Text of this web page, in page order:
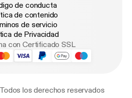
de conducta
de contenido
de servicio
de Privacidad
con Certificado SSL
los derechos reservados